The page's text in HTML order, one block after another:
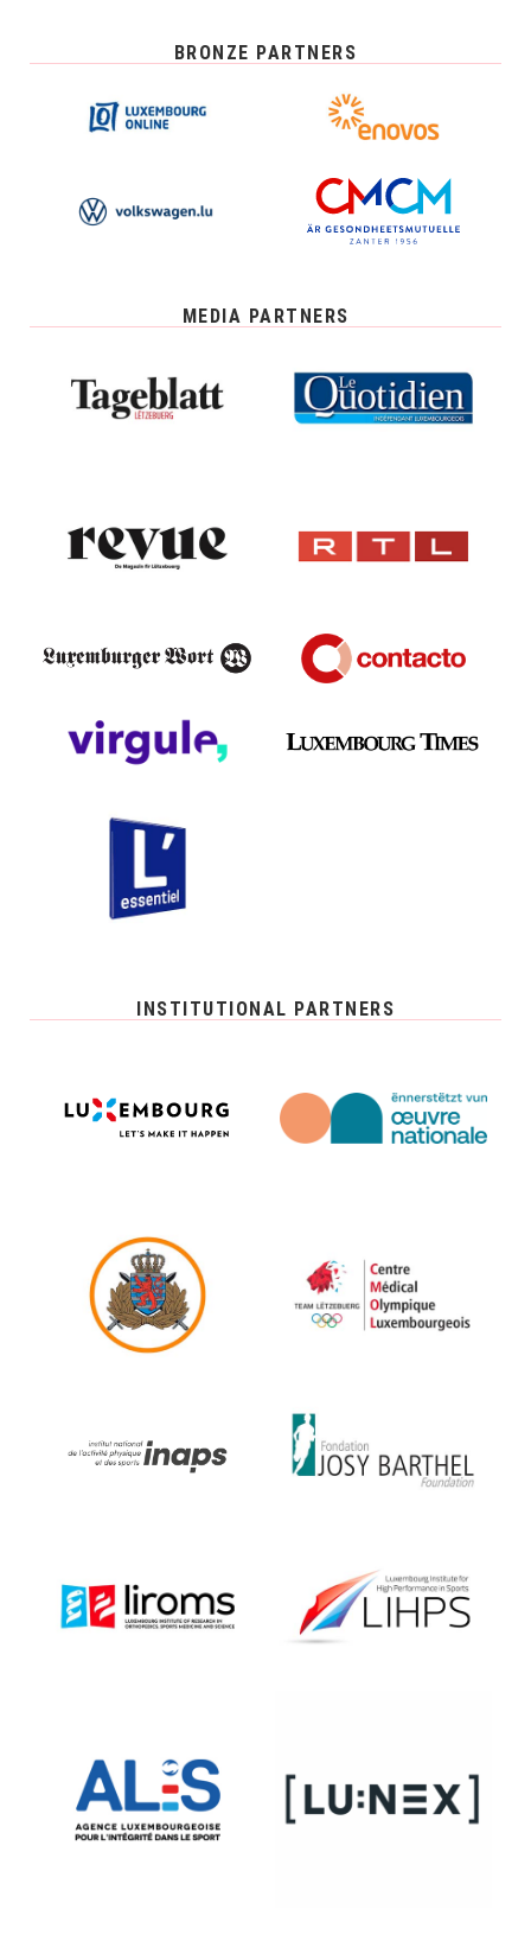
BRONZE PARTNERS
MEDIA PARTNERS
INSTITUTIONAL PARTNERS